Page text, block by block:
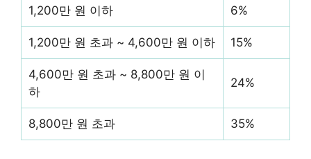
1,200만 원 이하 6%
1,200만 원 초과 ~ 4,600만 원 이하 15%
4,600만 원 초과 ~ 8,800만 원 이
하
24%
8,800만 원 초과 35%